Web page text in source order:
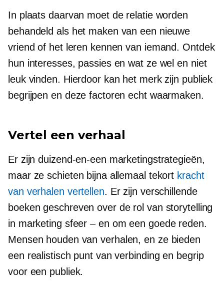
In plaats daarvan moet de relatie worden
behandeld als het maken van een nieuwe
vriend of het leren kennen van iemand. Ontdek
hun interesses, passies en wat ze wel en niet
leuk vinden. Hierdoor kan het merk zijn publiek
begrijpen en deze factoren echt waarmaken.
Vertel een verhaal
Er zijn duizend-en-een marketingstrategieën,
maar ze schieten bijna allemaal tekort kracht
van verhalen vertellen. Er zijn verschillende
boeken geschreven over de rol van storytelling
in marketing sfeer – en om een ​​goede reden.
Mensen houden van verhalen, en ze bieden
een realistisch punt van verbinding en begrip
voor een publiek.